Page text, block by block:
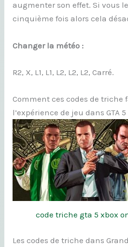
augmenter son effet. Si vous
cinquième fois alors cela
Changer la météo :
R2, X, L1, L1, L2, L2, L2, Carré.
Comment ces codes de triche
l’expérience de jeu dans GTA 5
code triche gta 5 xbox
Les codes de triche dans